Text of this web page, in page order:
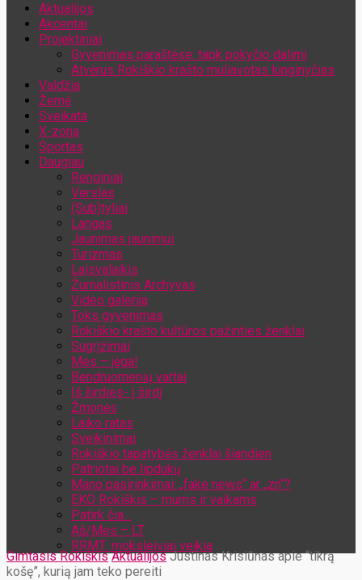
Aktualijos
Akcentai
Projektiniai
Gyvenimas paraštėse: tapk pokyčio dalimi
Atvėrus Rokiškio krašto muliavotas lunginyčias
Valdžia
Žemė
Sveikata
X-zona
Sportas
Daugiau
Renginiai
Verslas
(Sub)tyliai
Langas
Jaunimas jaunimui
Turizmas
Laisvalaikis
Žurnalistinis Archyvas
Video galerija
Toks gyvenimas
Rokiškio krašto kultūros pažinties ženklai
Sugrįžimai
Mes – jėga!
Bendruomenių vartai
Iš širdies- į širdį
Žmonės
Laiko ratas
Sveikinimai
Rokiškio tapatybės ženklai šiandien
Patriotai be lipdukų
Mano pasirinkimai: „fake news“ ar „zn“?
EKO Rokiškis – mums ir vaikams
Patirk čia…
Aš/Mes – LT
RRMT: moksleiviai veikia
Gimtasis Rokiškis Aktualijos Justinas Krisiūnas apie “tikrą
košę”, kurią jam teko pereiti